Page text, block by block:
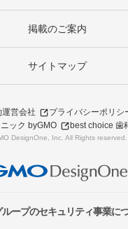
掲載のご案内
サイトマップ
運営会社
プライバシーポリシ
ック byGMO
best choice 歯
DesignOne, Inc. All Rights reserved.
ープのセキュリティ事業に